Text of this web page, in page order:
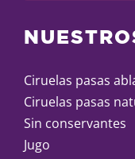
Ciruelas pasas
Ciruelas pasas
Sin conservantes
Jugo